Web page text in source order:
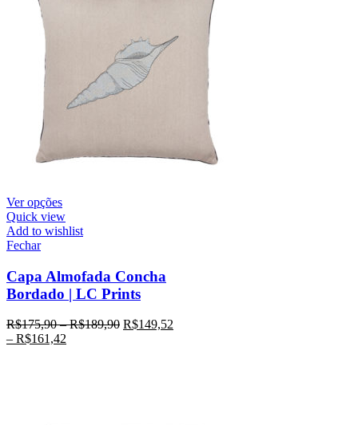
Ver opções
Quick view
Add to wishlist
Fechar
Capa Almofada Concha
Bordado | LC Prints
R$175,90–R$189,90 R$149,52
– R$161,42